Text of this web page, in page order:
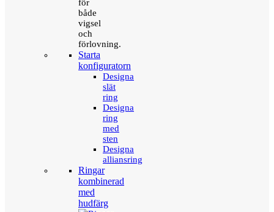
för
både
vigsel
och
förlovning.
Starta
konfiguratorn
Designa
slät
ring
Designa
ring
med
sten
Designa
alliansring
Ringar
kombinerad
med
hudfärg